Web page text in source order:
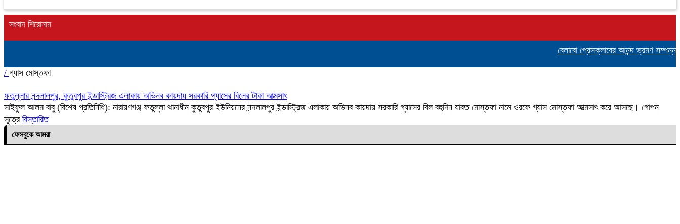
সংবাদ শিরোনাম
বেলাবো প্রেসক্লাবের আনন্দ ভ্রমণ সম্পন্ন:
/ গ্যাস মোস্তফা
ফতুল্লার নন্দলালপুর, কুতুবপুর ইন্ডাস্ট্রিজ এলাকায় অভিনব কায়দায় সরকারি গ্যাসের বিলের টাকা আত্মসাৎ
সাইফুল আলম বাবু (বিশেষ প্রতিনিধি): নারায়ণগঞ্জ ফতুল্লা থানাধীন কুতুবপুর ইউনিয়নের নন্দলালপুর ইন্ডাস্ট্রিজ এলাকায় অভিনব কায়দায় সরকারি গ্যাসের বিল বহুদিন যাবত মোস্তফা নামে ওরফে গ্যাস মোস্তফা আত্মসাৎ করে আসছে। গোপন
সূত্রে বিস্তারিত
ফেসবুকে আমরা